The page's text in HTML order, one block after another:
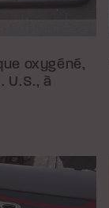
oxygéné,
U.S., à